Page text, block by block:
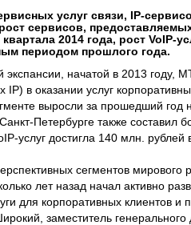
услуг связи, IP-
сервисов,
2014 года, рост VoIP-
периодом прошлого года.
экспансии, начатой в 2013 году,
IP) в оказании услуг
выросли за прошедший год
Петербурге также составил
услуг достигла 140 млн. рублей
сегментов
лет назад начал активно
для корпоративных клиентов
заместитель